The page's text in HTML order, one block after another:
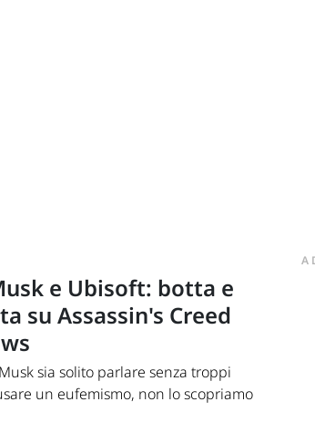
e Ubisoft: botta e
su Assassin's Creed
sia solito parlare senza troppi
un eufemismo, non lo scopriamo